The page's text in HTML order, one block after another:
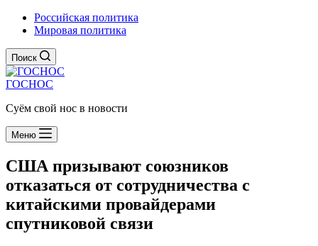
Российская политика
Мировая политика
Поиск
ГОСНОС
Суём свой нос в новости
Меню
США призывают союзников
отказаться от сотрудничества с
китайскими провайдерами
спутниковой связи